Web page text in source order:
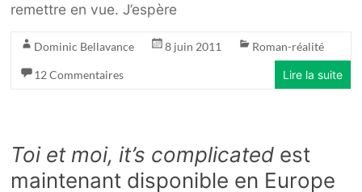
remettre en vue. J’espère
Dominic Bellavance 8 juin 2011 Roman-réalité
12 Commentaires Lire la suite
Toi et moi, it’s complicated est
maintenant disponible en Europe